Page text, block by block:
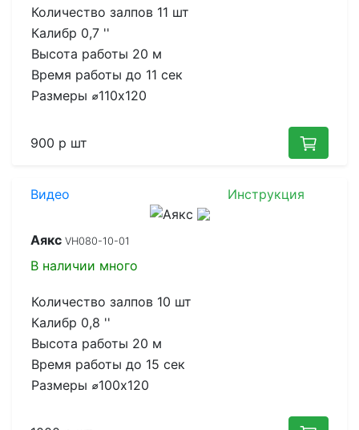
Количество залпов 11 шт
Калибр 0,7 ''
Высота работы 20 м
Время работы до 11 сек
Размеры ⌀110x120
900 р шт
Видео Инструкция
Аякс VH080-10-01
В наличии много
Количество залпов 10 шт
Калибр 0,8 ''
Высота работы 20 м
Время работы до 15 сек
Размеры ⌀100x120